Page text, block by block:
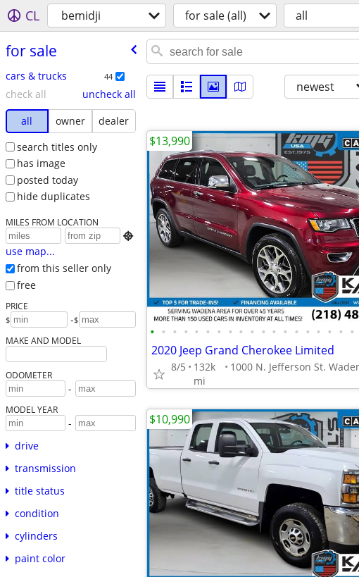
CL bemidji for sale (all) all
for sale
cars & trucks 44
check all
uncheck all
all
owner
dealer
search titles only
has image
posted today
hide duplicates
MILES FROM LOCATION

use map...
from this seller only
free
PRICE
$ -$
MAKE AND MODEL
ODOMETER
-
MODEL YEAR
-
drive
transmission
title status
condition
cylinders
paint color
newest
• • • • • • • • • • • • • • • • • • •
2020 Jeep Grand Cherokee Limited
8/5
132k
mi
$13,990
$10,990